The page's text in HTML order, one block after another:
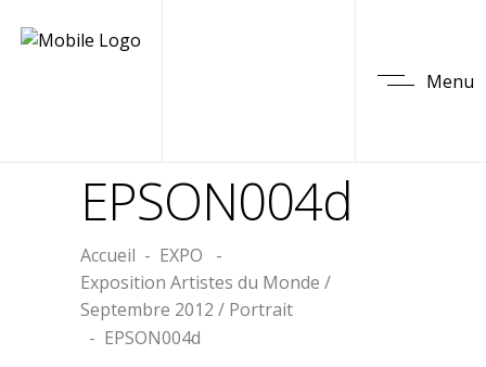
Menu
EPSON004d
Accueil - EXPO
-
Exposition Artistes du Monde /
Septembre 2012 / Portrait
- EPSON004d